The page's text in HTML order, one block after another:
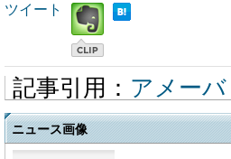
ツイート
記事引用： アメーバ
ニュース画像